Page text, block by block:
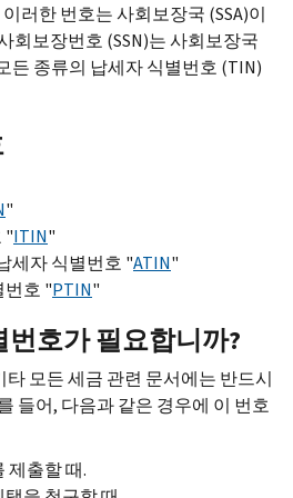
러한 번호는 사회보장국 (SSA)이
회보장번호 (SSN)는 사회보장국
든 종류의 납세자 식별번호 (TIN)
"
"ITIN"
세자 식별번호 "ATIN"
번호 "PTIN"
호가 필요합니까?
모든 세금 관련 문서에는 반드시
들어, 다음과 같은 경우에 이 번호
제출할 때.